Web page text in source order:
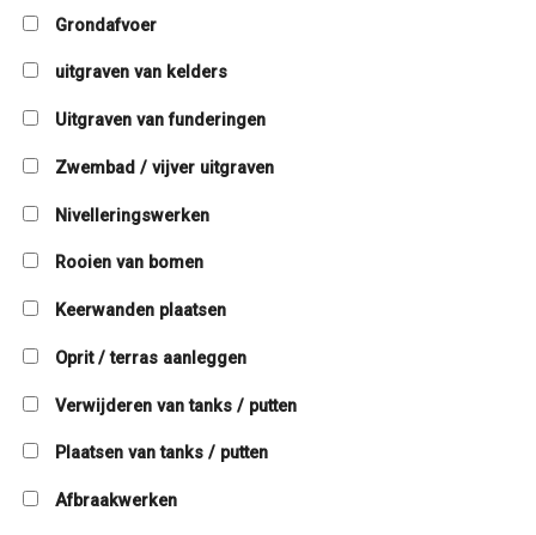
Grondafvoer
uitgraven van kelders
Uitgraven van funderingen
Zwembad / vijver uitgraven
Nivelleringswerken
Rooien van bomen
Keerwanden plaatsen
Oprit / terras aanleggen
Verwijderen van tanks / putten
Plaatsen van tanks / putten
Afbraakwerken